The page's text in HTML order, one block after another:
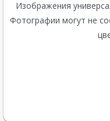
Изображения
Фотографии могут не